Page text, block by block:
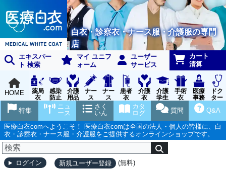
白衣・診察衣・ナース服・介護服の専門
店
エキスパー
ト 検索
マイ ユニフ
ォーム
ユーザー
サービス
カート
清算
HOME
薬局
衣
感染
防止
用品
介護
用品
ナー
ス
グッ
ズ
ナー
ス
ウェ
ア
患者
衣
介護
衣
介護
学生
実習
衣
手術
衣
医療
事務
受付
ドク
ター
ア
Q&A
質問
カタ
ログ
さく
いん
ニュ
ース
特集
医療白衣comへようこそ！ 医療白衣comは全国の法人・個人の皆様に、白
衣・診察衣・ナース服・介護服をご提供するオンラインショップです。
ログイン 新規ユーザー登録 (無料)